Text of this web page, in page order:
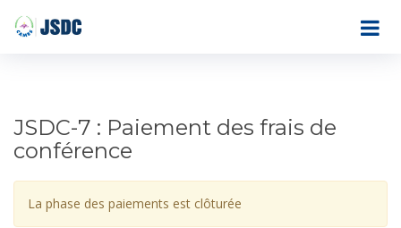
JSDC-7 : Paiement des frais de
conférence
La phase des paiements est clôturée